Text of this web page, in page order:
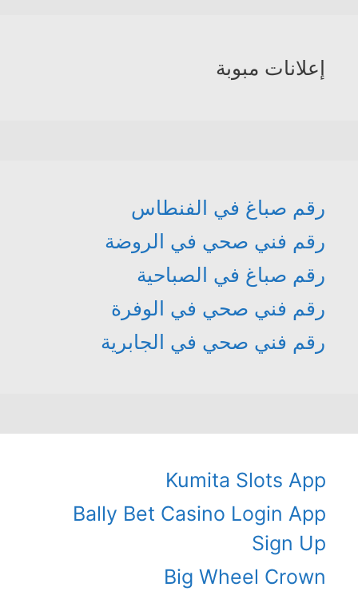
إعلانات مبوبة
رقم صباغ في الفنطاس
رقم فني صحي في الروضة
رقم صباغ في الصباحية
رقم فني صحي في الوفرة
رقم فني صحي في الجابرية
Kumita Slots App
Bally Bet Casino Login App
Sign Up
Big Wheel Crown